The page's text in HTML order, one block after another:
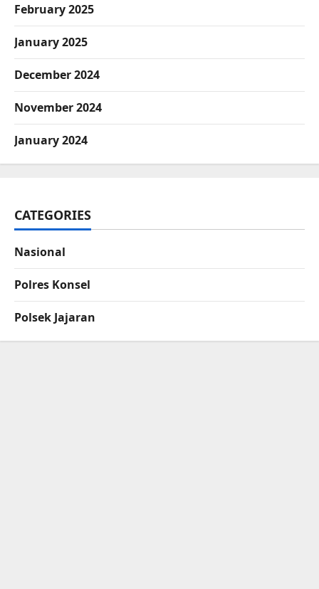
February 2025
January 2025
December 2024
November 2024
January 2024
CATEGORIES
Nasional
Polres Konsel
Polsek Jajaran